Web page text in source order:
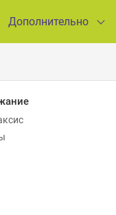
Дополнительно